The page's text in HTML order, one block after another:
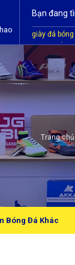
giày đá bóng
Mitre
giày
Trang chủ
Bóng Đá Khác